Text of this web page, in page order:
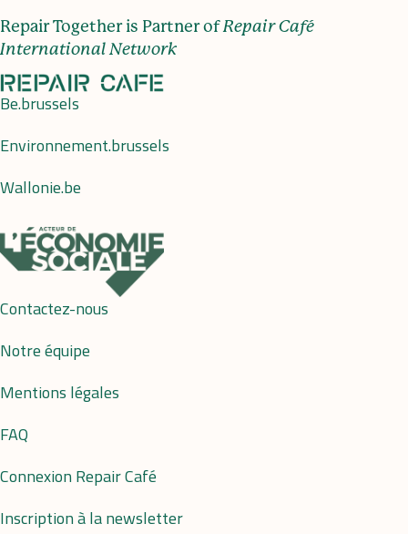
Repair Together is Partner ofRepair Café
International Network
Be.brussels
Environnement.brussels
Wallonie.be
Contactez-nous
Notre équipe
Mentions légales
FAQ
Connexion Repair Café
Inscription à la newsletter